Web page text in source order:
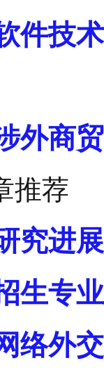
件技
外商
推荐
究进
生专
络外